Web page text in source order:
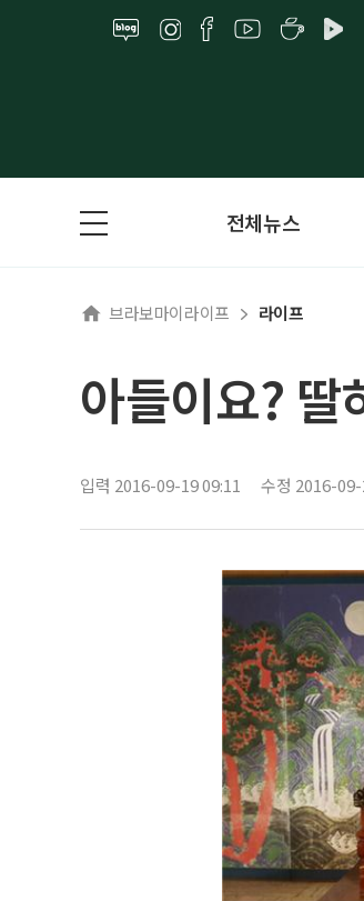
전체뉴스
브라보마이라이프 라이프
아들이요? 딸
입력 2016-09-19 09:11 수정 2016-